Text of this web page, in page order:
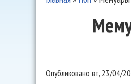
Опубликовано вт, 23/04/